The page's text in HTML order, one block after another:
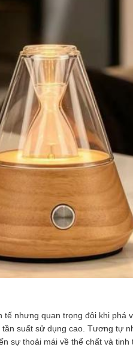
tế nhưng quan trọng đôi khi
suất sử dụng cao. Tương tự
sự thoải mái về thể chất và